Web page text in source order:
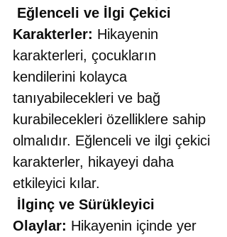
Eğlenceli ve İlgi Çekici
Karakterler: Hikayenin
karakterleri, çocukların
kendilerini kolayca
tanıyabilecekleri ve bağ
kurabilecekleri özelliklere sahip
olmalıdır. Eğlenceli ve ilgi çekici
karakterler, hikayeyi daha
etkileyici kılar.
İlginç ve Sürükleyici
Olaylar: Hikayenin içinde yer